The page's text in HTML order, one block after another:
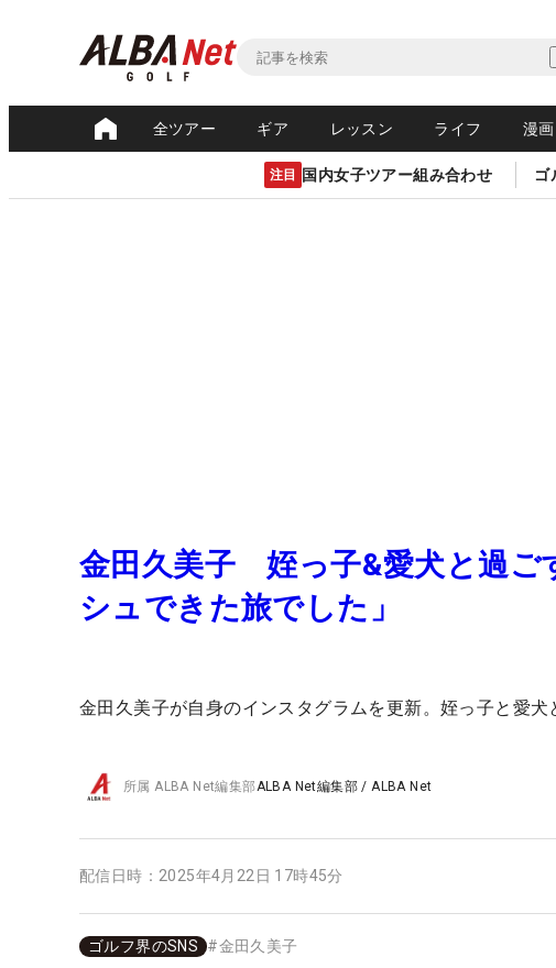
全ツアー ギア レッスン ライフ 漫画
注目 国内女子ツアー組み合わせ ゴ
金田久美子 姪っ子&愛犬と過ご
シュできた旅でした」
金田久美子が自身のインスタグラムを更新。姪っ子と愛
所属ALBA Net編集部ALBA Net編集部 /ALBA Net
配信日時： 2025年4月22日 17時45分
ゴルフ界のSNS #金田久美子